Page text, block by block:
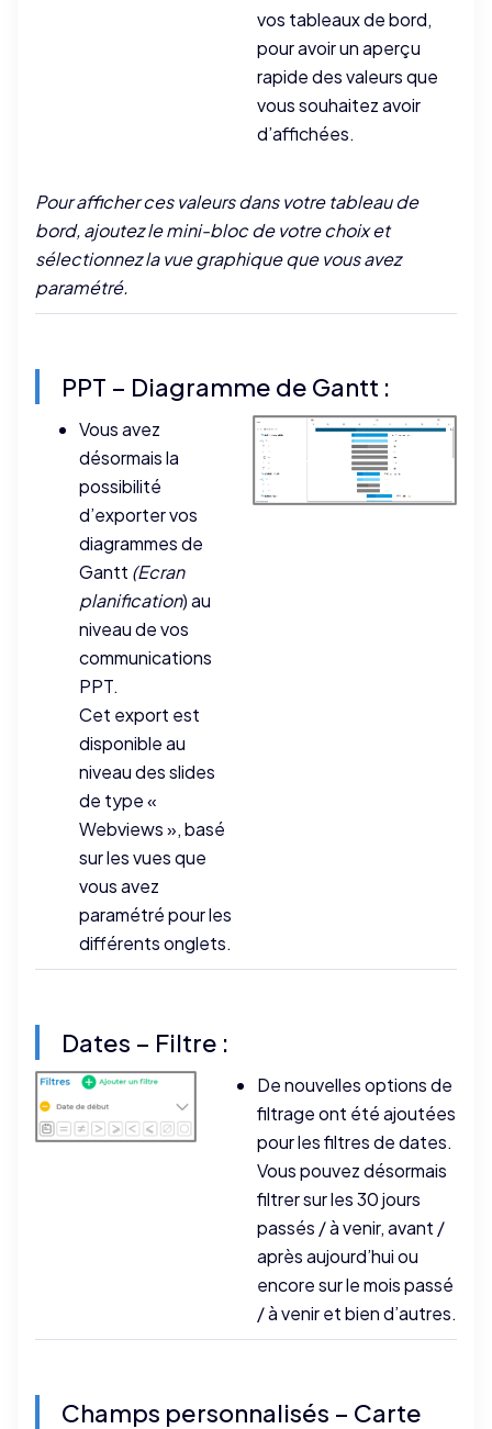
vos tableaux de bord,
pour avoir un aperçu
rapide des valeurs que
vous souhaitez avoir
d’affichées.
Pour afficher ces valeurs dans votre tableau de
bord, ajoutez le mini-bloc de votre choix et
sélectionnez la vue graphique que vous avez
paramétré.
PPT – Diagramme de Gantt :
Vous avez
désormais la
possibilité
d’exporter vos
diagrammes de
Gantt (Ecran
planification) au
niveau de vos
communications
PPT.
Cet export est
disponible au
niveau des slides
de type «
Webviews », basé
sur les vues que
vous avez
paramétré pour les
différents onglets.
Dates – Filtre :
De nouvelles options de
filtrage ont été ajoutées
pour les filtres de dates.
Vous pouvez désormais
filtrer sur les 30 jours
passés / à venir, avant /
après aujourd’hui ou
encore sur le mois passé
/ à venir et bien d’autres.
Champs personnalisés – Carte